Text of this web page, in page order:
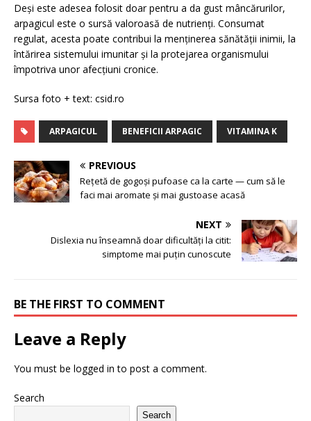
Deși este adesea folosit doar pentru a da gust mâncărurilor,
arpagicul este o sursă valoroasă de nutrienți. Consumat
regulat, acesta poate contribui la menținerea sănătății inimii, la
întărirea sistemului imunitar și la protejarea organismului
împotriva unor afecțiuni cronice.
Sursa foto + text: csid.ro
ARPAGICUL BENEFICII ARPAGIC VITAMINA K
PREVIOUS
Rețetă de gogoși pufoase ca la carte — cum să le
faci mai aromate și mai gustoase acasă
NEXT
Dislexia nu înseamnă doar dificultăți la citit:
simptome mai puțin cunoscute
BE THE FIRST TO COMMENT
Leave a Reply
You must be logged in to post a comment.
Search
Search